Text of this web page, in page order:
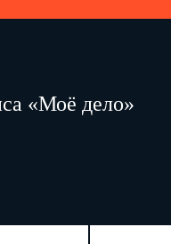
«Моё дело»